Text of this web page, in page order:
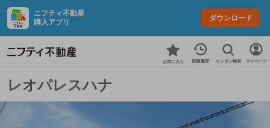
ニフティ不動産
購入アプリ
ダウンロード
お気に入り 閲覧履歴 カンタン検索 マイページ
レオパレスハナ